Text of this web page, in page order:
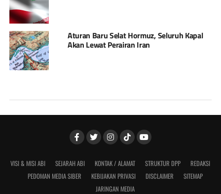
Aturan Baru Selat Hormuz, Seluruh Kapal
Akan Lewat Perairan Iran
VISI & MISI ABI SEJARAH ABI KONTAK / ALAMAT STRUKTUR DPP
REDAKSI
PEDOMAN MEDIA SIBER
KEBIJAKAN PRIVASI DISCLAIMER
SITEMAP
JARINGAN MEDIA